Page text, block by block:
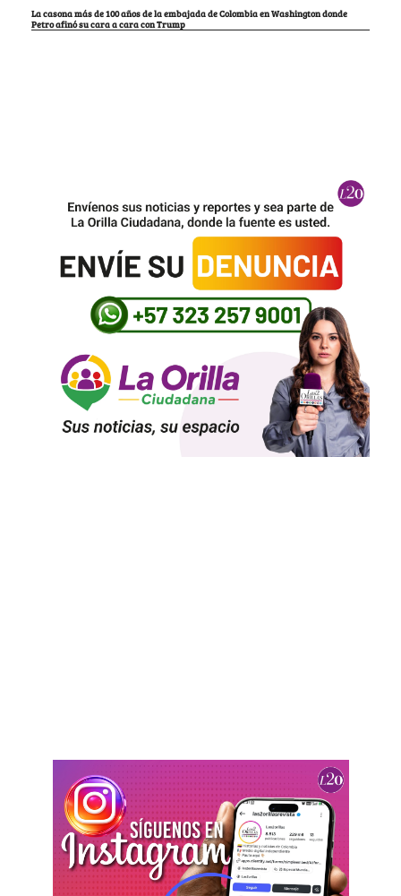
La casona más de 100 años de la embajada de Colombia en Washington donde
Petro afinó su cara a cara con Trump